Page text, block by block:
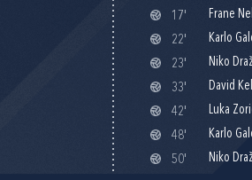
17'
Frane
22'
Karlo
23'
Niko
33'
David
42'
Luka
48'
Karlo
50'
Niko